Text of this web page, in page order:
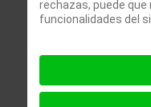
trucos
rechazas, puede
funcionalidades del